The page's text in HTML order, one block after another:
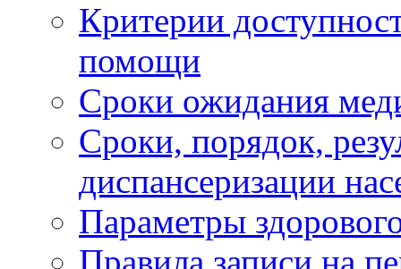
Критерии
помощи
Сроки ожидания
Сроки, порядок,
диспансеризации
Параметры